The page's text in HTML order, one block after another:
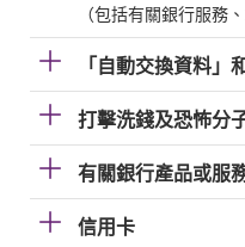
（包括有關銀行服務
「自動交換資料」
打擊洗錢及恐怖分
有關銀行產品或服
信用卡